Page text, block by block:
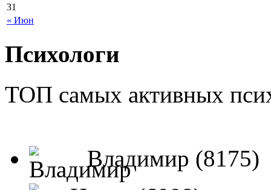
« Июн
31
Психологи
ТОП самых активных
Владимир (8175)